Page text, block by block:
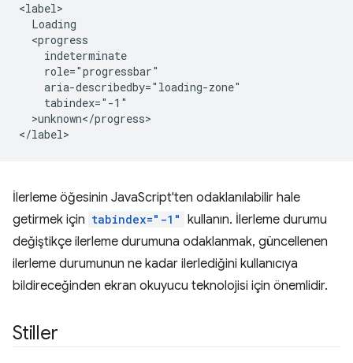
<label>
  Loading
  <progress
    indeterminate
    role="progressbar"
    aria-describedby="loading-zone"
    tabindex="-1"
  >unknown</progress>
İlerleme öğesinin JavaScript'ten odaklanılabilir hale
getirmek için tabindex="-1" kullanın. İlerleme durumu
değiştikçe ilerleme durumuna odaklanmak, güncellenen
ilerleme durumunun ne kadar ilerlediğini kullanıcıya
bildireceğinden ekran okuyucu teknolojisi için önemlidir.
Stiller